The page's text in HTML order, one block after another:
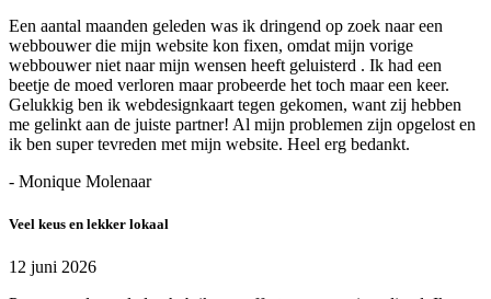
Een aantal maanden geleden was ik dringend op zoek naar een
webbouwer die mijn website kon fixen, omdat mijn vorige
webbouwer niet naar mijn wensen heeft geluisterd . Ik had een
beetje de moed verloren maar probeerde het toch maar een keer.
Gelukkig ben ik webdesignkaart tegen gekomen, want zij hebben
me gelinkt aan de juiste partner! Al mijn problemen zijn opgelost en
ik ben super tevreden met mijn website. Heel erg bedankt.
- Monique Molenaar
Veel keus en lekker lokaal
12 juni 2026